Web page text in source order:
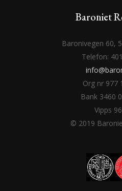
Baroniet
Baronivegen 60,
Telefon:
Org nr 977
Bank 3460
Vipps
© 2019